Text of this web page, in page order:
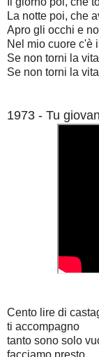
La notte poi, che
Apro gli occhi e
Nel mio cuore c'è
Se non torni la
Se non torni la
1973 - Tu
Cento lire di
ti accompagno
tanto sono solo
facciamo presto